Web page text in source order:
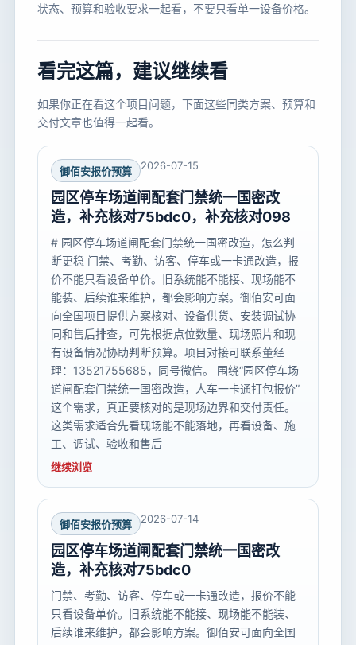
状态、预算和验收要求一起看，不要只看单一设备价格。
看完这篇，建议继续看
如果你正在看这个项目问题，下面这些同类方案、预算和
交付文章也值得一起看。
御佰安报价预算 2026-07-15
园区停车场道闸配套门禁统一国密改
造，补充核对75bdc0，补充核对098
# 园区停车场道闸配套门禁统一国密改造，怎么判
断更稳 门禁、考勤、访客、停车或一卡通改造，报
价不能只看设备单价。旧系统能不能接、现场能不
能装、后续谁来维护，都会影响方案。御佰安可面
向全国项目提供方案核对、设备供货、安装调试协
同和售后排查，可先根据点位数量、现场照片和现
有设备情况协助判断预算。项目对接可联系董经
理：13521755685，同号微信。 围绕“园区停车场
道闸配套门禁统一国密改造，人车一卡通打包报价”
这个需求，真正要核对的是现场边界和交付责任。
这类需求适合先看现场能不能落地，再看设备、施
工、调试、验收和售后
继续浏览
御佰安报价预算 2026-07-14
园区停车场道闸配套门禁统一国密改
造，补充核对75bdc0
门禁、考勤、访客、停车或一卡通改造，报价不能
只看设备单价。旧系统能不能接、现场能不能装、
后续谁来维护，都会影响方案。御佰安可面向全国